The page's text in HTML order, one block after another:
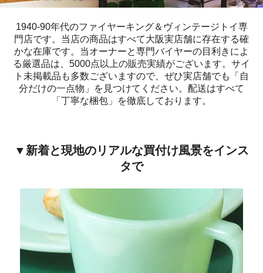
1940-90年代のファイヤーキング＆ヴィンテージトイ専
門店です。当店の商品はすべて大阪実店舗に存在する確
かな在庫です。当オーナーと専門バイヤーの目利きによ
る厳選品は、5000点以上の販売実績がございます。サイ
ト未掲載品も多数ございますので、ぜひ実店舗でも「自
分だけの一点物」を見つけてください。配送はすべて
「丁寧な梱包」を徹底しております。
▼新着と現地のリアルな買付け風景をインス
タで